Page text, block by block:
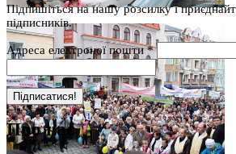
Підпишіться на нашу розсилку і
підписників.
Адреса електроної пошти*
Про нас